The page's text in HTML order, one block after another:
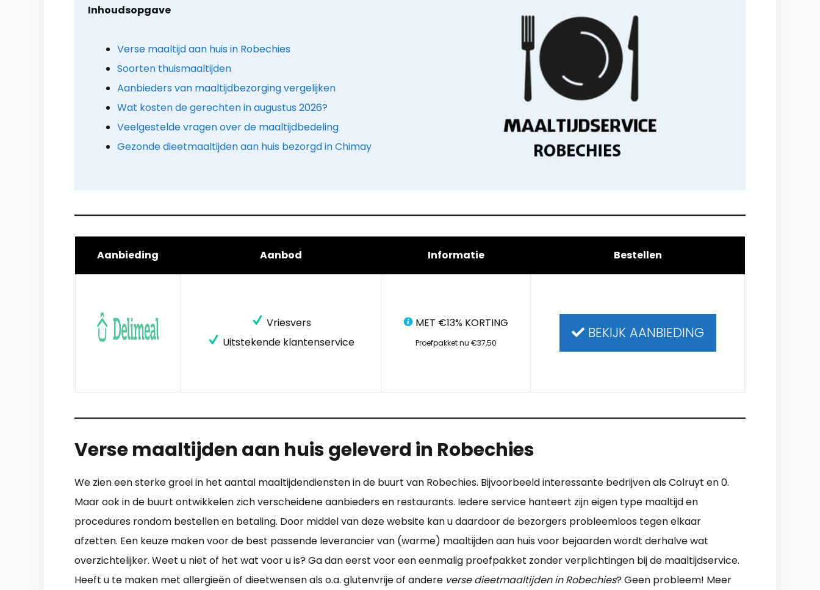
Inhoudsopgave
Verse maaltijd aan huis in Robechies
Soorten thuismaaltijden
Aanbieders van maaltijdbezorging vergelijken
Wat kosten de gerechten in augustus 2026?
Veelgestelde vragen over de maaltijdbedeling
Gezonde dieetmaaltijden aan huis bezorgd in Chimay
Aanbieding Aanbod Informatie Bestellen
Vriesvers
Uitstekende klantenservice
MET €13% KORTING
Proefpakket nu €37,50
BEKIJK AANBIEDING
Verse maaltijden aan huis geleverd in Robechies
We zien een sterke groei in het aantal maaltijdendiensten in de buurt van Robechies. Bijvoorbeeld interessante bedrijven als Colruyt en 0.
Maar ook in de buurt ontwikkelen zich verscheidene aanbieders en restaurants. Iedere service hanteert zijn eigen type maaltijd en
procedures rondom bestellen en betaling. Door middel van deze website kan u daardoor de bezorgers probleemloos tegen elkaar
afzetten. Een keuze maken voor de best passende leverancier van (warme) maaltijden aan huis voor bejaarden wordt derhalve wat
overzichtelijker. Weet u niet of het wat voor u is? Ga dan eerst voor een eenmalig proefpakket zonder verplichtingen bij de maaltijdservice.
Heeft u te maken met allergieën of dieetwensen als o.a. glutenvrije of andere verse dieetmaaltijden in Robechies? Geen probleem! Meer